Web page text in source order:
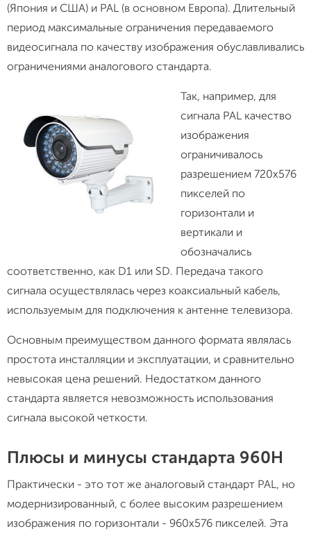
(Япония и США) и PAL (в основном Европа). Длительный
период максимальные ограничения передаваемого
видеосигнала по качеству изображения обуславливались
ограничениями аналогового стандарта.
Так, например, для
сигнала PAL качество
изображения
ограничивалось
разрешением 720х576
пикселей по
горизонтали и
вертикали и
обозначались
соответственно, как D1 или SD. Передача такого
сигнала осуществлялась через коаксиальный кабель,
используемым для подключения к антенне телевизора.
Основным преимуществом данного формата являлась
простота инсталляции и эксплуатации, и сравнительно
невысокая цена решений. Недостатком данного
стандарта является невозможность использования
сигнала высокой четкости.
Плюсы и минусы стандарта 960H
Практически - это тот же аналоговый стандарт PAL, но
модернизированный, с более высоким разрешением
изображения по горизонтали - 960х576 пикселей. Эта